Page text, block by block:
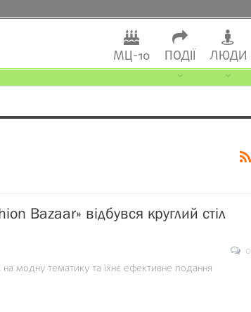
МЦ-10 ПОДІЇ ЛЮДИ
Bazaar» відбувся круглий стіл
0
модну тематику та їхнє ефективне подання